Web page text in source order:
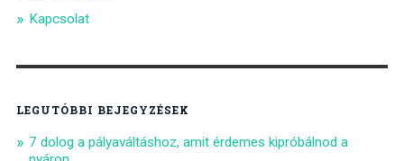
Kapcsolat
LEGUTÓBBI BEJEGYZÉSEK
7 dolog a pályaváltáshoz, amit érdemes kipróbálnod a